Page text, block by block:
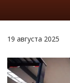
19 августа 2025